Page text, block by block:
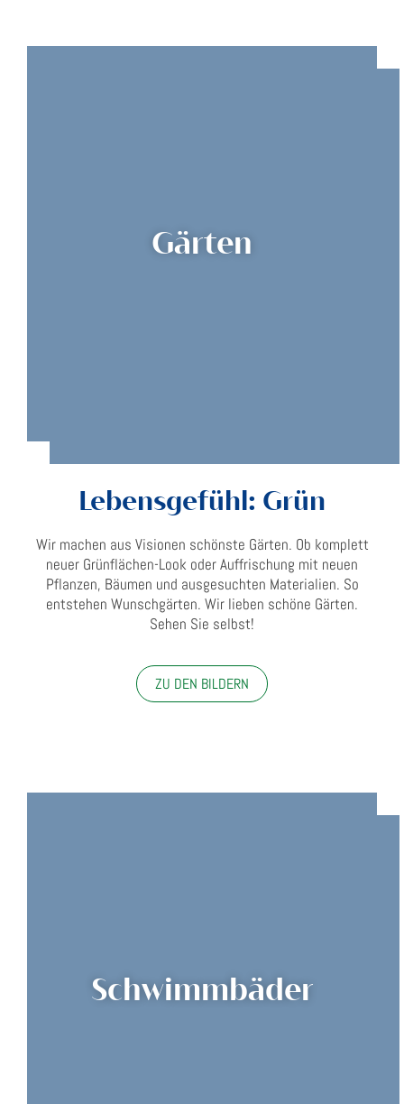
Lebensgefühl: Grün
Wir machen aus Visionen schönste Gärten. Ob komplett
neuer Grünflächen-Look oder Auffrischung mit neuen
Pflanzen, Bäumen und ausgesuchten Materialien. So
entstehen Wunschgärten. Wir lieben schöne Gärten.
Sehen Sie selbst!
ZU DEN BILDERN
Gärten
Schwimmbäder